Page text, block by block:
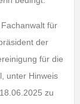
für
der
für die
unter Hinweis
zu